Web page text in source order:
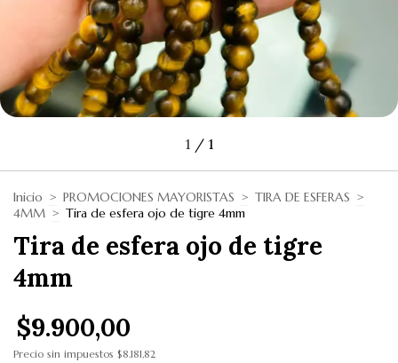
1 / 1
Inicio > PROMOCIONES MAYORISTAS > TIRA DE ESFERAS >
4MM > Tira de esfera ojo de tigre 4mm
Tira de esfera ojo de tigre
4mm
$9.900,00
Precio sin impuestos $8.181,82